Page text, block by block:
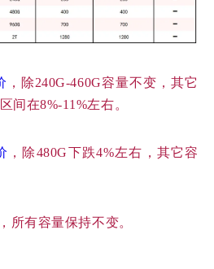
，除240G-460G容量不变，其它
间在8%-11%左右。
，除480G下跌4%左右，其它容
，所有容量保持不变。